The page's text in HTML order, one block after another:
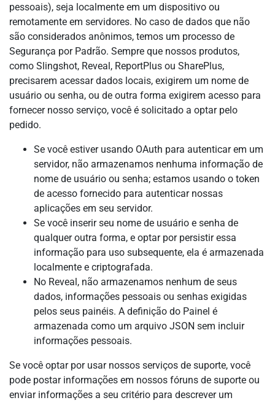
pessoais), seja localmente em um dispositivo ou
remotamente em servidores. No caso de dados que não
são considerados anônimos, temos um processo de
Segurança por Padrão. Sempre que nossos produtos,
como Slingshot, Reveal, ReportPlus ou SharePlus,
precisarem acessar dados locais, exigirem um nome de
usuário ou senha, ou de outra forma exigirem acesso para
fornecer nosso serviço, você é solicitado a optar pelo
pedido.
Se você estiver usando OAuth para autenticar em um
servidor, não armazenamos nenhuma informação de
nome de usuário ou senha; estamos usando o token
de acesso fornecido para autenticar nossas
aplicações em seu servidor.
Se você inserir seu nome de usuário e senha de
qualquer outra forma, e optar por persistir essa
informação para uso subsequente, ela é armazenada
localmente e criptografada.
No Reveal, não armazenamos nenhum de seus
dados, informações pessoais ou senhas exigidas
pelos seus painéis. A definição do Painel é
armazenada como um arquivo JSON sem incluir
informações pessoais.
Se você optar por usar nossos serviços de suporte, você
pode postar informações em nossos fóruns de suporte ou
enviar informações a seu critério para descrever um